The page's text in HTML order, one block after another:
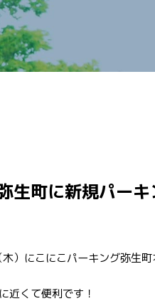
生町に新規パーキ
）にこにこパーキング弥生町
近くて便利です！